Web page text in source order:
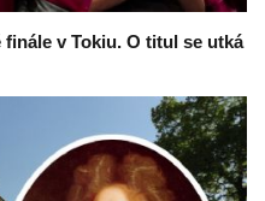
v Tokiu. O titul se utká